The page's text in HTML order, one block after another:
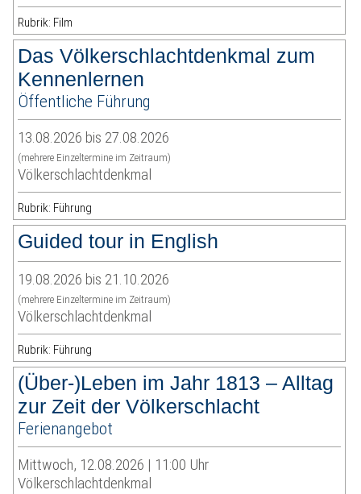
Rubrik: Film
Das Völkerschlachtdenkmal zum
Kennenlernen
Öffentliche Führung
13.08.2026 bis 27.08.2026
(mehrere Einzeltermine im Zeitraum)
Völkerschlachtdenkmal
Rubrik: Führung
Guided tour in English
19.08.2026 bis 21.10.2026
(mehrere Einzeltermine im Zeitraum)
Völkerschlachtdenkmal
Rubrik: Führung
(Über-)Leben im Jahr 1813 – Alltag
zur Zeit der Völkerschlacht
Ferienangebot
Mittwoch, 12.08.2026 | 11:00 Uhr
Völkerschlachtdenkmal